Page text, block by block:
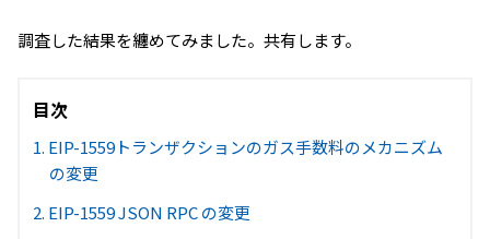
調査した結果を纏めてみました。共有します。
目次
1. EIP-1559トランザクションのガス手数料のメカニズム
の変更
2. EIP-1559 JSON RPC の変更